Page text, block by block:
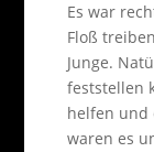
Es war
Floß
Junge.
feststellen
helfen und
waren es